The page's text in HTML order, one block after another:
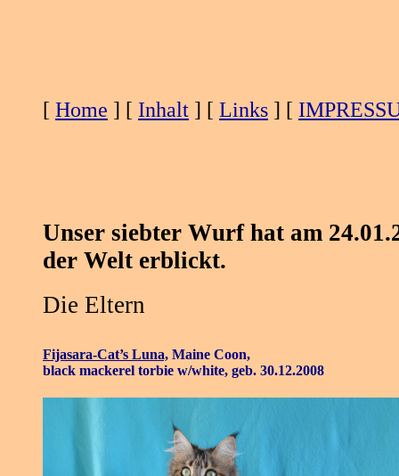
[ Home ] [ Inhalt ] [ Links ] [
Unser siebter Wurf hat am
der Welt erblickt.
Die Eltern
Fijasara-Cat’s Luna, Maine Coon,
black mackerel torbie w/white, geb. 30.12.2008